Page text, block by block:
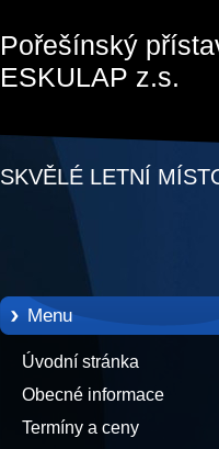
Pořešínský
ESKULAP z.s.
SKVĚLÉ LETNÍ
Menu
Úvodní stránka
Obecné informace
Termíny a ceny